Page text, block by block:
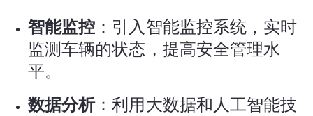
智能监控 ：引入智能监控系统，实时
监测车辆的状态，提高安全管理水
平。
数据分析：利用大数据和人工智能技